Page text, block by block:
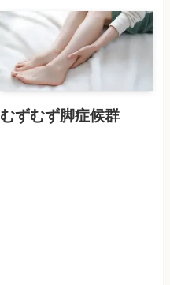
むずむず脚症候群